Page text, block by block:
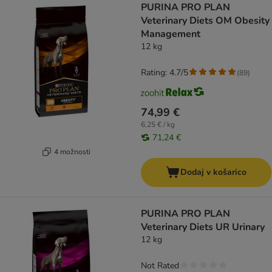
4 možnosti
PURINA PRO PLAN
Veterinary Diets OM Obesity
Management
12 kg
74,99 €
6,25 € / kg
71,24 €
Rating: 4.7/5 (89)
Dodaj v košarico
PURINA PRO PLAN
Veterinary Diets UR Urinary
12 kg
Not Rated